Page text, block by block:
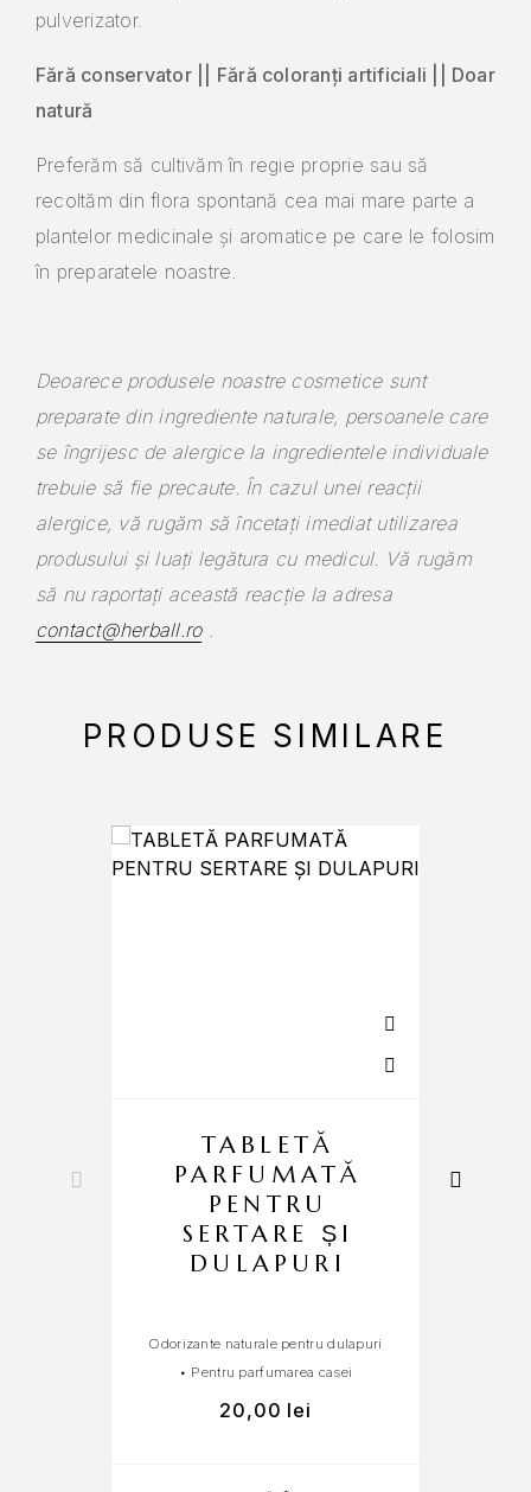
pulverizator.
Fără conservator || Fără coloranți artificiali || Doar
natură
Preferăm să cultivăm în regie proprie sau să
recoltăm din flora spontană cea mai mare parte a
plantelor medicinale și aromatice pe care le folosim
în preparatele noastre.
Deoarece produsele noastre cosmetice sunt
preparate din ingrediente naturale, persoanele care
se îngrijesc de alergice la ingredientele individuale
trebuie să fie precaute. În cazul unei reacții
alergice, vă rugăm să încetați imediat utilizarea
produsului și luați legătura cu medicul. Vă rugăm
să nu raportați această reacție la adresa
contact@herball.ro.
PRODUSE SIMILARE
TABLETĂ
PARFUMATĂ
PENTRU
SERTARE ȘI
DULAPURI
Odorizante naturale pentru dulapuri
• Pentru parfumarea casei
20,00 lei